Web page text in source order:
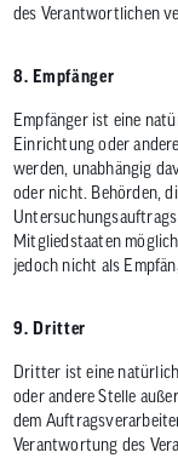
des Verantwortlichen
8. Empfänger
Empfänger ist eine
Einrichtung oder
werden, unabhängig
oder nicht. Behörden,
Mitgliedstaaten
jedoch nicht als
9. Dritter
Dritter ist eine
oder andere Stelle
dem
Verantwortung des